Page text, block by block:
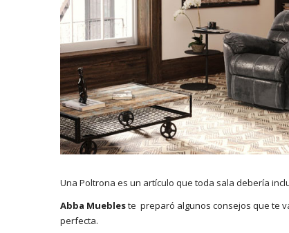
Una Poltrona es un artículo que toda sala debería
Abba Muebleste preparó algunos consejos que te
perfecta.